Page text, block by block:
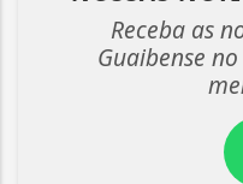
Receba as
Guaibense